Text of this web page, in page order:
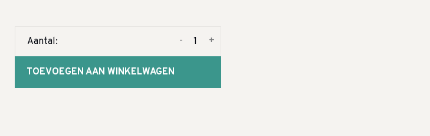
Aantal: +
-
TOEVOEGEN AAN WINKELWAGEN